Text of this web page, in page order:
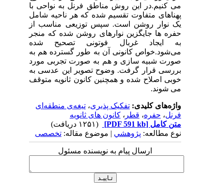
می کنیم.در این روش مناطق فرنل به نواحی با
پهناهای متفاوت تقسیم شده که هر ناحیه شامل
یک نوار روشن است. سپس توزیعی مناسب از
حفره ها جایگزین نوارهای روشن شده که منجر
به ایجاد غربال فوتونی تصحیح شده
می‌شود.خواص کانونی آن به طور گسترده هم به
صورت شبیه سازی و هم به صورت تجربی مورد
بررسی قرار گرفت. وضوح تصویر این عدسی به
خوبی اصلاح شده و همچنین کانون ثانویه متوقف
می شوند.
واژه‌های کلیدی:تفکیک پذیری،تیغه‌ی منطقه‌ای
فرنل،حفره ،قطر، کانون های ثانویه
متن کامل[PDF 591 kb]
نوع مطالعه:پژوهشي| موضوع مقاله:تخصصی
ارسال پیام به نویسنده مسئول